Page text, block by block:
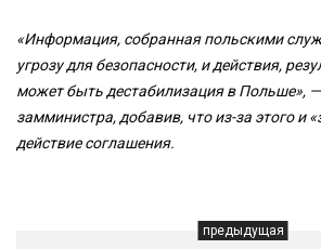
«Информация, собранная польскими
угрозу для безопасности, и действия,
может быть дестабилизация в Польше»,
замминистра, добавив, что из-за этого и
действие соглашения.
предыдущая